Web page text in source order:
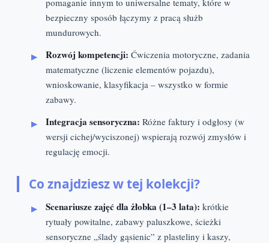
pomaganie innym to uniwersalne tematy, które w
bezpieczny sposób łączymy z pracą służb
mundurowych.
Rozwój kompetencji: Ćwiczenia motoryczne, zadania
matematyczne (liczenie elementów pojazdu),
wnioskowanie, klasyfikacja – wszystko w formie
zabawy.
Integracja sensoryczna: Różne faktury i odgłosy (w
wersji cichej/wyciszonej) wspierają rozwój zmysłów i
regulację emocji.
Co znajdziesz w tej kolekcji?
Scenariusze zajęć dla żłobka (1–3 lata): krótkie
rytuały powitalne, zabawy paluszkowe, ścieżki
sensoryczne „ślady gąsienic” z plasteliny i kaszy,